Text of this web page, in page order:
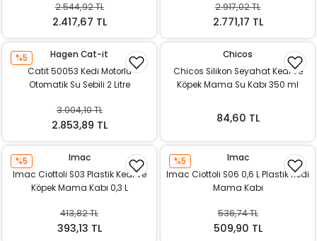
2.544,92 TL
2.417,67 TL
2.917,02 TL
2.771,17 TL
%5
Hagen Cat-it
Catit 50053 Kedi Motorlu
Otomatik Su Sebili 2 Litre
3.004,10 TL
2.853,89 TL
Chicos
Chicos Silikon Seyahat Kedi ve
Köpek Mama Su Kabı 350 ml
84,60 TL
%5
Imac
Imac Ciottoli S03 Plastik Kedi ve
Köpek Mama Kabı 0,3 L
413,82 TL
393,13 TL
%5
Imac
Imac Ciottoli S06 0,6 L Plastik Kedi
Mama Kabı
536,74 TL
509,90 TL